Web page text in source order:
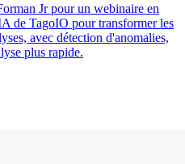
Jr pour un webinaire en
de TagoIO pour transformer les
avec détection d'anomalies,
plus rapide.